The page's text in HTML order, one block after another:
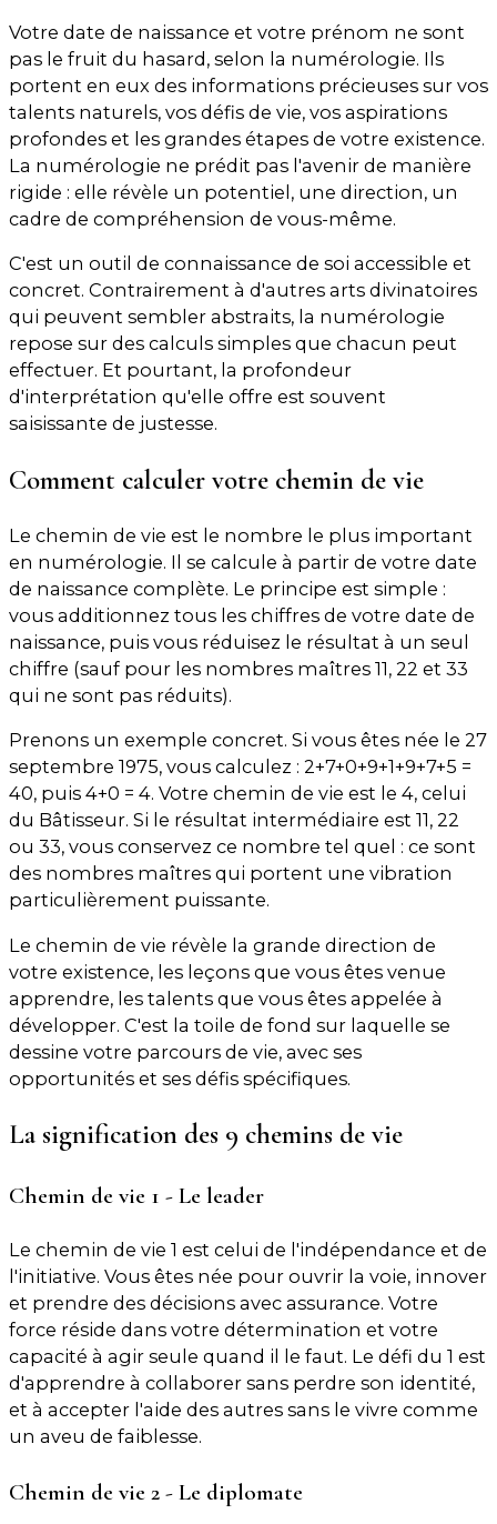
Votre date de naissance et votre prénom ne sont
pas le fruit du hasard, selon la numérologie. Ils
portent en eux des informations précieuses sur vos
talents naturels, vos défis de vie, vos aspirations
profondes et les grandes étapes de votre existence.
La numérologie ne prédit pas l'avenir de manière
rigide : elle révèle un potentiel, une direction, un
cadre de compréhension de vous-même.
C'est un outil de connaissance de soi accessible et
concret. Contrairement à d'autres arts divinatoires
qui peuvent sembler abstraits, la numérologie
repose sur des calculs simples que chacun peut
effectuer. Et pourtant, la profondeur
d'interprétation qu'elle offre est souvent
saisissante de justesse.
Comment calculer votre chemin de vie
Le chemin de vie est le nombre le plus important
en numérologie. Il se calcule à partir de votre date
de naissance complète. Le principe est simple :
vous additionnez tous les chiffres de votre date de
naissance, puis vous réduisez le résultat à un seul
chiffre (sauf pour les nombres maîtres 11, 22 et 33
qui ne sont pas réduits).
Prenons un exemple concret. Si vous êtes née le 27
septembre 1975, vous calculez : 2+7+0+9+1+9+7+5 =
40, puis 4+0 = 4. Votre chemin de vie est le 4, celui
du Bâtisseur. Si le résultat intermédiaire est 11, 22
ou 33, vous conservez ce nombre tel quel : ce sont
des nombres maîtres qui portent une vibration
particulièrement puissante.
Le chemin de vie révèle la grande direction de
votre existence, les leçons que vous êtes venue
apprendre, les talents que vous êtes appelée à
développer. C'est la toile de fond sur laquelle se
dessine votre parcours de vie, avec ses
opportunités et ses défis spécifiques.
La signification des 9 chemins de vie
Chemin de vie 1 - Le leader
Le chemin de vie 1 est celui de l'indépendance et de
l'initiative. Vous êtes née pour ouvrir la voie, innover
et prendre des décisions avec assurance. Votre
force réside dans votre détermination et votre
capacité à agir seule quand il le faut. Le défi du 1 est
d'apprendre à collaborer sans perdre son identité,
et à accepter l'aide des autres sans le vivre comme
un aveu de faiblesse.
Chemin de vie 2 - Le diplomate